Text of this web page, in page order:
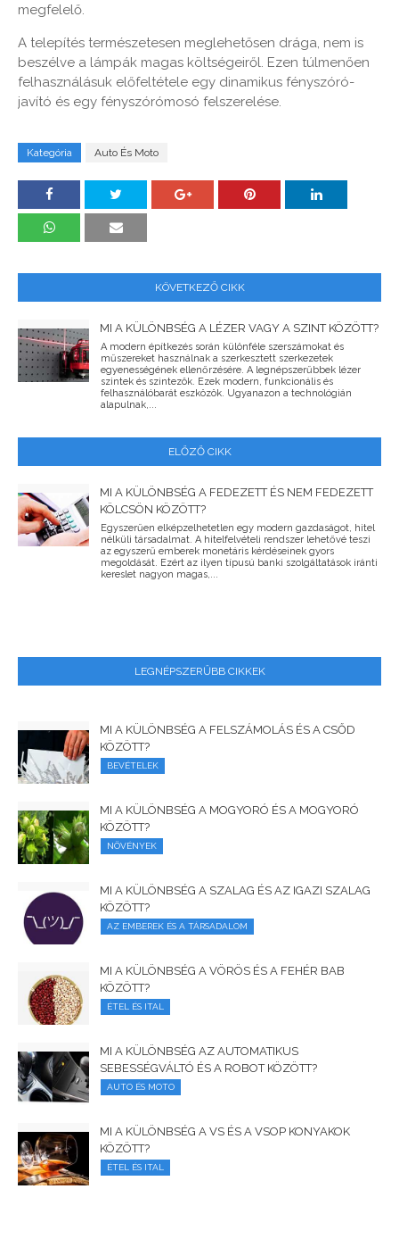
megfelelő.
A telepítés természetesen meglehetősen drága, nem is
beszélve a lámpák magas költségeiről. Ezen túlmenően
felhasználásuk előfeltétele egy dinamikus fényszóró-
javító és egy fényszórómosó felszerelése.
Kategória Auto És Moto
KÖVETKEZŐ CIKK
MI A KÜLÖNBSÉG A LÉZER VAGY A SZINT KÖZÖTT?
A modern építkezés során különféle szerszámokat és
műszereket használnak a szerkesztett szerkezetek
egyenességének ellenőrzésére. A legnépszerűbbek lézer
szintek és szintezôk. Ezek modern, funkcionális és
felhasználóbarát eszközök. Ugyanazon a technológián
alapulnak,...
ELŐZŐ CIKK
MI A KÜLÖNBSÉG A FEDEZETT ÉS NEM FEDEZETT
KÖLCSÖN KÖZÖTT?
Egyszerűen elképzelhetetlen egy modern gazdaságot, hitel
nélküli társadalmat. A hitelfelvételi rendszer lehetővé teszi
az egyszerű emberek monetáris kérdéseinek gyors
megoldását. Ezért az ilyen típusú banki szolgáltatások iránti
kereslet nagyon magas,...
LEGNÉPSZERŰBB CIKKEK
MI A KÜLÖNBSÉG A FELSZÁMOLÁS ÉS A CSŐD
KÖZÖTT?
BEVÉTELEK
MI A KÜLÖNBSÉG A MOGYORÓ ÉS A MOGYORÓ
KÖZÖTT?
NÖVÉNYEK
MI A KÜLÖNBSÉG A SZALAG ÉS AZ IGAZI SZALAG
KÖZÖTT?
AZ EMBEREK ÉS A TÁRSADALOM
MI A KÜLÖNBSÉG A VÖRÖS ÉS A FEHÉR BAB
KÖZÖTT?
ÉTEL ÉS ITAL
MI A KÜLÖNBSÉG AZ AUTOMATIKUS
SEBESSÉGVÁLTÓ ÉS A ROBOT KÖZÖTT?
AUTO ÉS MOTO
MI A KÜLÖNBSÉG A VS ÉS A VSOP KONYAKOK
KÖZÖTT?
ÉTEL ÉS ITAL